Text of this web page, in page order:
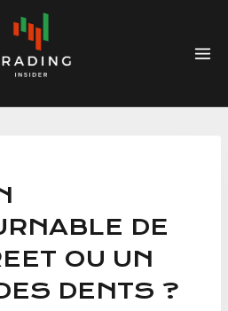
DE
OU UN
DENTS ?